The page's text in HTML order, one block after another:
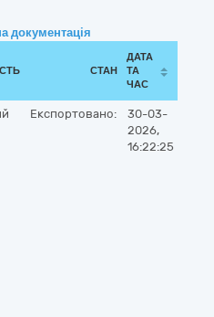
документація
СТАН
ДАТА
ТА
ЧАС
Експортовано:
30-03-
2026,
16:22:25